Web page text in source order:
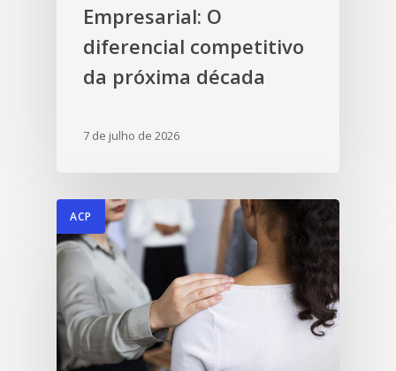
Empresarial: O
diferencial competitivo
da próxima década
7 de julho de 2026
ACP